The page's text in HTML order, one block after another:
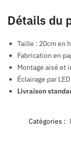
Détails du
Taille : 20cm en
Fabrication en
Montage aisé et
Éclairage par
Livraison
Catégories :